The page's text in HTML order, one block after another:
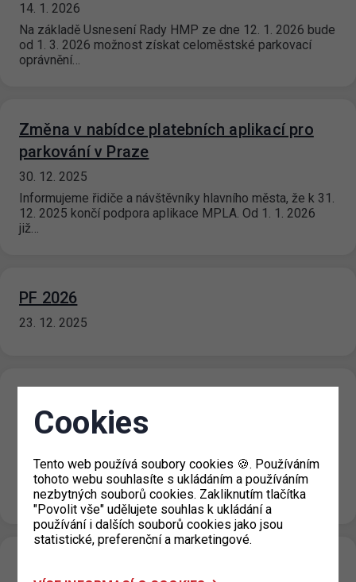
14. 1. 2026
Na základě Usnesení Rady HMP ze dne 12. 1. 2026 bude
od 1. 3. 2026 možnost získat celoměstské parkovací
oprávnění…
Změna v nabídce platebních aplikací pro
parkování v Praze
30. 12. 2025
Informujeme řidiče a návštěvníky hlavního města, že k 31.
12. 2025 končí podpora aplikace MPLA. Od 1. 1. 2026
již…
PF 2026
23. 12. 2025
zónách skončilo
Od 1. 1. 2026 již není možné bezplatně parkovat vozidla s
registrační značkou ze série EL (nízkoemisní vozidla,
zejména tzv.…
Cookies
Tento web používá soubory cookies 🍪. Používáním
tohoto webu souhlasíte s ukládáním a používáním
nezbytných souborů cookies. Zakliknutím tlačítka
"Povolit vše" udělujete souhlas k ukládání a
používání i dalších souborů cookies jako jsou
statistické, preferenční a marketingové.